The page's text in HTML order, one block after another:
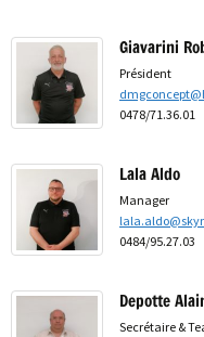
Giavarini
Président
0478/71.36.01
Lala Aldo
Manager
0484/95.27.03
Depotte
Secrétaire &